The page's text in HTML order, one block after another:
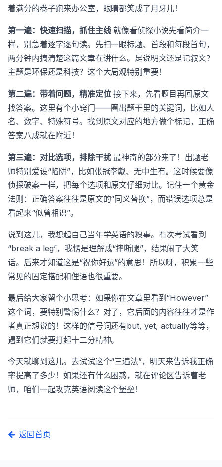
着满分的卷子跑来办公室，眼睛都笑成了月牙儿！
第一遍：快速扫描，抓住主线 就像看侦探小说先看简介一
样，别急着逐字逐句读。先扫一眼标题、首段和每段首句，
两分钟内搞清楚这篇文章在讲什么。是说明文还是记叙文？
主题是环保还是科技？这个大局观特别重要！
第二遍：带着问题，精准定位 接下来，先看题目再回原文
找答案。这里有个小窍门——圈出题干里的关键词，比如人
名、数字、特殊符号。找到原文对应的地方做个标记，正确
答案八成就在附近！
第三遍：对比选项，排除干扰 最神奇的部分来了！出题老
师特别爱设“陷阱”，比如张冠李戴、无中生有。这时候要像
侦探破案一样，把每个选项和原文仔细对比。记住一个黄金
法则：正确答案往往是原文的“同义替换”，而错误选项总是
看起来“似曾相识”。
说到这儿，我想起自己当年学英语的糗事。有次考试看到
“break a leg”，我愣是理解成“摔断腿”，结果闹了大笑
话。后来才知道这是“祝你好运”的意思！所以呀，积累一些
常见的固定搭配和俚语也很重要。
最后给大家留个小思考：如果你在文章里看到“However”
这个词，要特别警惕什么？对了，它后面的内容往往才是作
者真正想说的！这样的信号词还有but, yet, actually等等，
遇到它们就要打起十二分精神。
今天就聊到这儿。去试试这个“三遍法”，明天来告诉我正确
率提高了多少！如果还有什么困惑，就在评论区告诉曹老
师，咱们一起攻克英语阅读这个堡垒！
返回首页